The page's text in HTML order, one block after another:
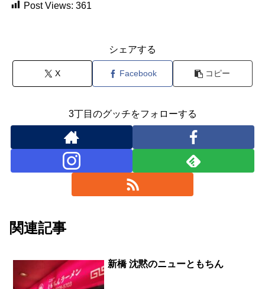
Post Views: 361
シェアする
X Facebook コピー
3丁目のグッチをフォローする
関連記事
新橋 沈黙のニューともちん